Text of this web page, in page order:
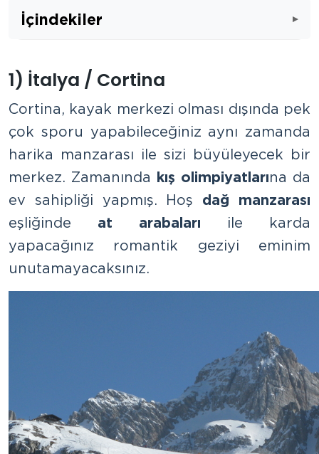
İçindekiler
1) İtalya / Cortina
Cortina, kayak merkezi olması dışında pek
çok sporu yapabileceğiniz aynı zamanda
harika manzarası ile sizi büyüleyecek bir
merkez. Zamanında kış olimpiyatlarına da
ev sahipliği yapmış. Hoş dağ manzarası
eşliğinde at arabaları ile karda
yapacağınız romantik geziyi eminim
unutamayacaksınız.